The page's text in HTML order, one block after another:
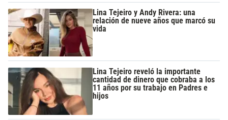
Lina Tejeiro y Andy Rivera: una
relación de nueve años que marcó su
vida
Lina Tejeiro reveló la importante
cantidad de dinero que cobraba a los
11 años por su trabajo en Padres e
hijos